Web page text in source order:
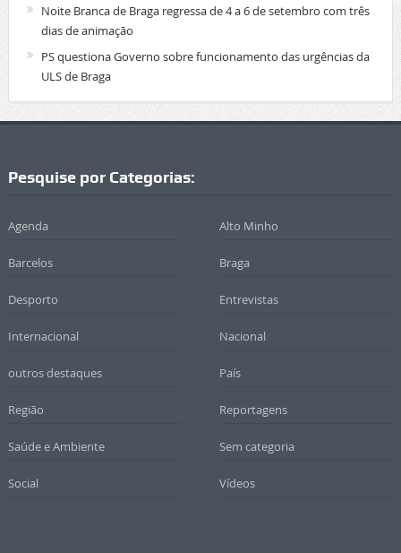
Noite Branca de Braga regressa de 4 a 6 de setembro com três
dias de animação
PS questiona Governo sobre funcionamento das urgências da
ULS de Braga
Pesquise por Categorias:
Agenda Alto Minho
Barcelos Braga
Desporto Entrevistas
Internacional Nacional
outros destaques País
Região Reportagens
Saúde e Ambiente Sem categoria
Social Vídeos